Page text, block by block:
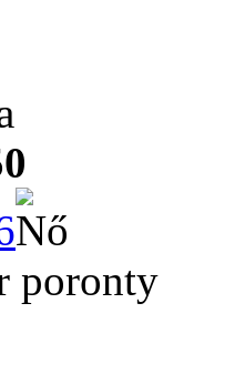
poronty